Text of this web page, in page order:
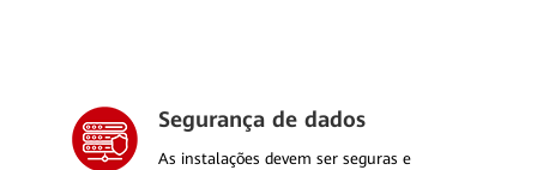
Segurança de dados
As instalações devem ser seguras e